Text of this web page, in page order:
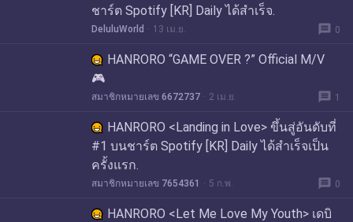
ชาร์ต Spotify [KR] Daily ได้สำเร็จ.
DeluluWorld 13 เม.ย. message 0
HANRORO “GAME OVER ?” Official M/V
🎮
สมาชิกหมายเลข 6672737 2 เม.ย. message 1
HANRORO <Landing in Love> ขึ้นสู่อันดับที่
#1 บนชาร์ต Spotify [KR] Daily ได้สำเร็จเป็น
ครั้งแรก.
สมาชิกหมายเลข 7654361 5 ก.พ. message 0
HANRORO <Let Me Love My Youth> เดบิ